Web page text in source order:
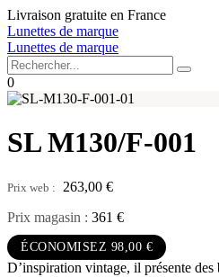
Aller
au
contenu
Livraison gratuite en France
Lunettes de marque
Lunettes de marque
0
SL M130/F-001
263,00 €
Prix magasin : 361 €
ÉCONOMISEZ 98,00 €
D’inspiration vintage, il présente des